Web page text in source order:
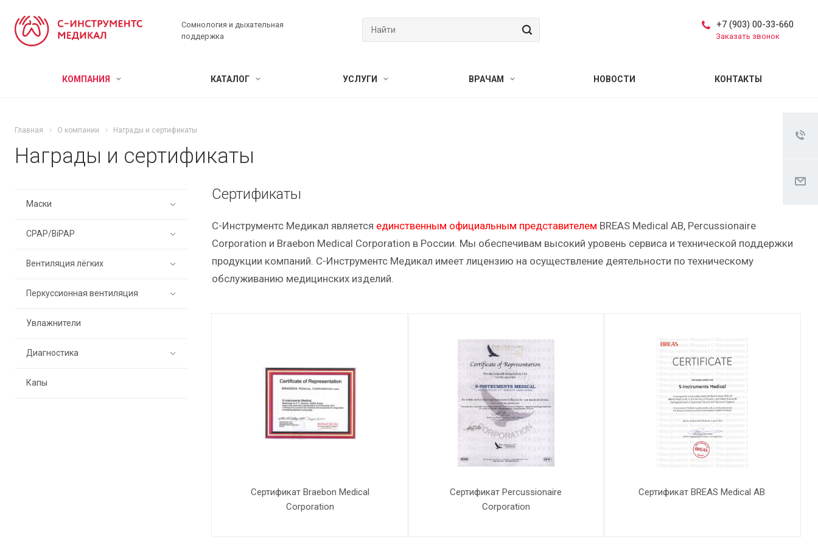
Сомнология и дыхательная
поддержка
+7 (903) 00-33-660
Заказать звонок
КОМПАНИЯ КАТАЛОГ УСЛУГИ ВРАЧАМ НОВОСТИ КОНТАКТЫ
Главная О компании Награды и сертификаты
Награды и сертификаты
Сертификаты
С-Инструментс Медикал является единственным официальным представителем BREAS Medical AB, Percussionaire
Corporation и Braebon Medical Corporation в России. Мы обеспечивам высокий уровень сервиса и технической поддержки
продукции компаний. С-Инструментс Медикал имеет лицензию на осуществление деятельности по техническому
обслуживанию медицинских изделий.
Сертификат Braebon Medical
Corporation
Сертификат Percussionaire
Corporation
Сертификат BREAS Medical AB
Маски
CPAP/BiPAP
Вентиляция лёгких
Перкуссионная вентиляция
Увлажнители
Диагностика
Капы